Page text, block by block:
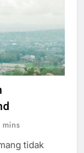
mins
tidak